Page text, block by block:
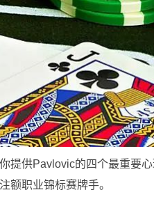
提供Pavlovic的四个最重要
额职业锦标赛牌手。